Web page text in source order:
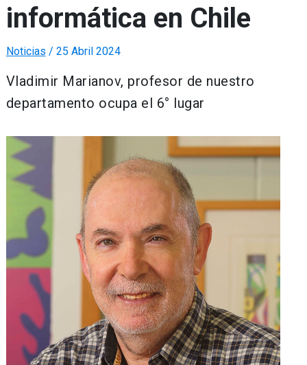
informática en Chile
Noticias / 25 Abril 2024
Vladimir Marianov, profesor de nuestro
departamento ocupa el 6° lugar